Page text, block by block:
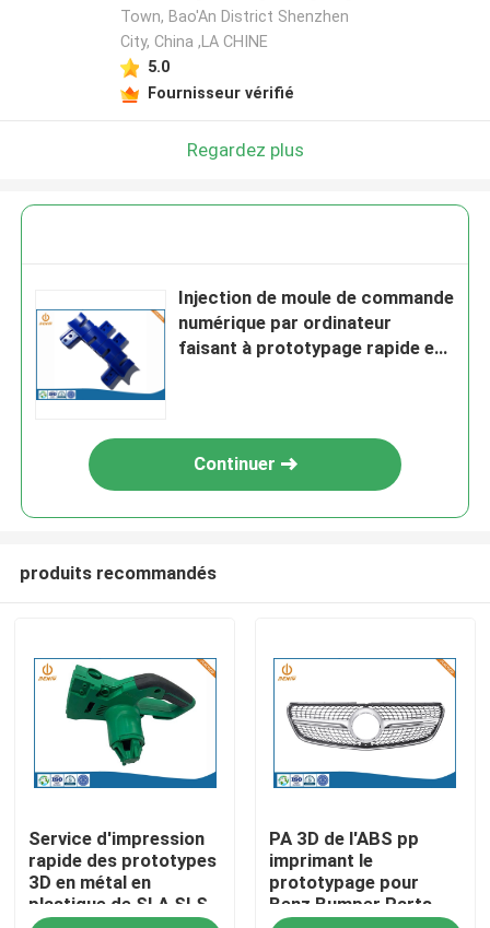
Aperçu
Produits
A propos de nous
Town, Bao'An District Shenzhen
City, China ,LA CHINE
5.0
Fournisseur vérifié
Regardez plus
Injection de moule de commande
numérique par ordinateur
faisant à prototypage rapide en
Continuer
produits recommandés
Service d'impression
rapide des prototypes
3D en métal en
plastique de SLA SLS
PA 3D de l'ABS pp
imprimant le
prototypage pour
Benz Bumper Parts